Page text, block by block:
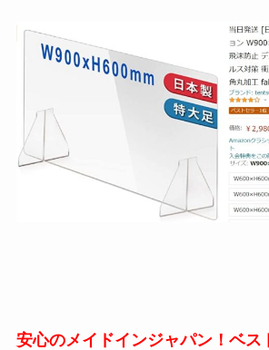
安心のメイドインジャパン！ベス